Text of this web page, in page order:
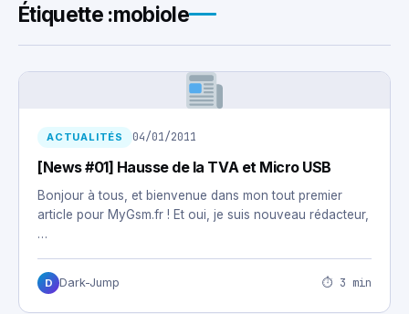
Étiquette :mobiole
ACTUALITÉS 04/01/2011
[News #01] Hausse de la TVA et Micro USB
Bonjour à tous, et bienvenue dans mon tout premier
article pour MyGsm.fr ! Et oui, je suis nouveau rédacteur,
…
D Dark-Jump ⏱ 3 min